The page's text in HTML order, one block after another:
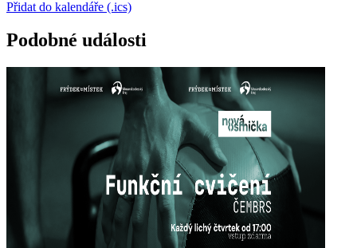
Přidat do kalendáře (.ics)
Podobné události